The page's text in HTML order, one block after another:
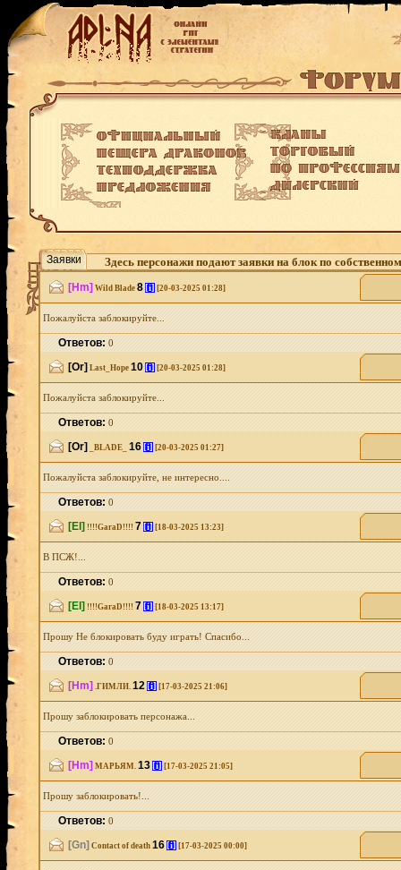
Заявки Здесь персонажи подают заявки на блок по
[Hm] Wild Blade 8 [i] [20-03-2025 01:28]
Пожалуйста заблокируйте...
Ответов:0
[Or] Last_Hope 10 [i] [20-03-2025 01:28]
Пожалуйста заблокируйте...
Ответов:0
[Or] _BLADE_ 16 [i] [20-03-2025 01:27]
Пожалуйста заблокируйте, не интересно....
Ответов:0
[El] !!!!GaraD!!!! 7 [i] [18-03-2025 13:23]
В ПСЖ!...
Ответов:0
[El] !!!!GaraD!!!! 7 [i] [18-03-2025 13:17]
Прошу Не блокировать буду играть! Спасибо...
Ответов:0
[Hm] .ГИМЛИ. 12 [i] [17-03-2025 21:06]
Прошу заблокировать персонажа...
Ответов:0
[Hm] МАРЬЯМ. 13 [i] [17-03-2025 21:05]
Прошу заблокировать!...
Ответов:0
[Gn] Contact of death 16 [i] [17-03-2025 00:00]